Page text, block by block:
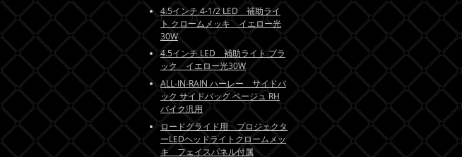
4.5インチ 4-1/2 LED 補助ライ
ト クロームメッキ イエロー光
30W
4.5インチ LED 補助ライト ブラ
ック イエロー光30W
ALL-IN-RAIN ハーレー サイドバ
ック サイドバッグ ベージュ RH
バイク汎用
ロードグライド用 プロジェクタ
ーLEDヘッドライトクロームメッ
キ フェイスパネル付属